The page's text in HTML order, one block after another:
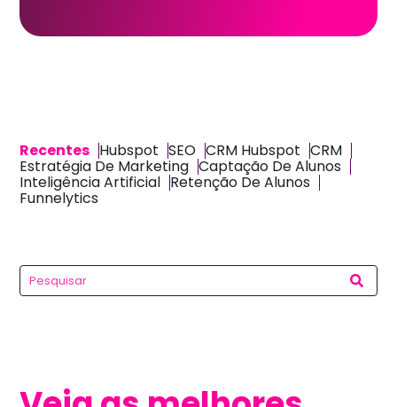
Recentes Hubspot SEO CRM Hubspot CRM
Estratégia De Marketing Captação De Alunos
Inteligência Artificial Retenção De Alunos
Funnelytics